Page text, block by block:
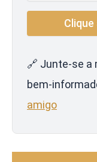
🔗 Junte-se a
bem-
amigo